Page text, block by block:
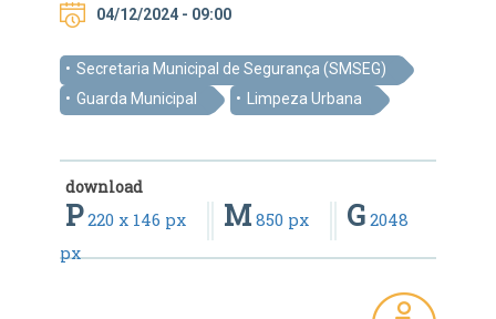
04/12/2024 - 09:00
Secretaria Municipal de Segurança (SMSEG)
Guarda Municipal
Limpeza Urbana
download
P220 x 146 px M 850 px G 2048
px